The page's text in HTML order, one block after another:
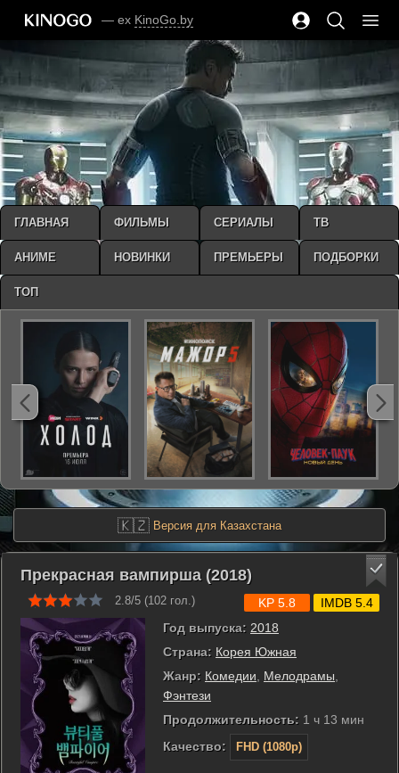
— ex KinoGo.by
🇰🇿 Версия для Казахстана
Прекрасная вампирша (2018)
2.8/5 (102 гол.)
Год выпуска: 2018
Страна: Корея Южная
Жанр: Комедии Мелодрамы
Фэнтези
Продолжительность: 1 ч 13 мин
Качество:
FHD (1080p)
KP 5.8 IMDB 5.4
ГЛАВНАЯ ФИЛЬМЫ СЕРИАЛЫ ТВ
АНИМЕ НОВИНКИ ПРЕМЬЕРЫ ПОДБОРКИ
ТОП